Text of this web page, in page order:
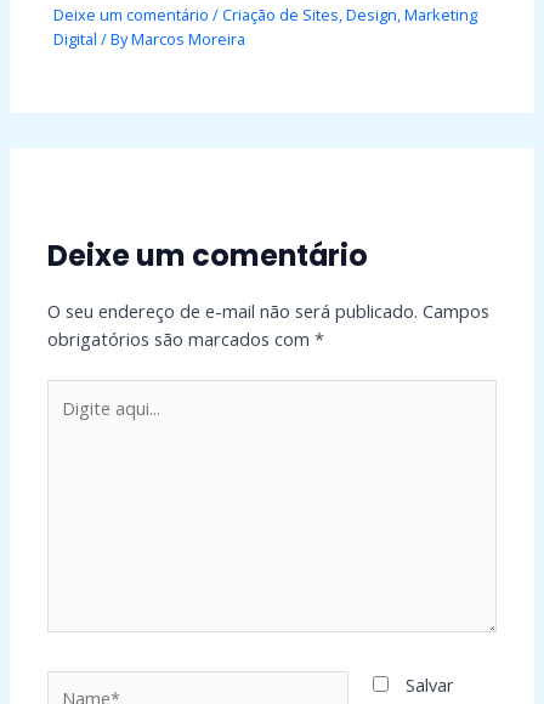
Deixe um comentário /Criação de Sites ,Design ,Marketing
Digital / ByMarcos Moreira
Deixe um comentário
O seu endereço de e-mail não será publicado. Campos
obrigatórios são marcados com*
aqui...
Salvar